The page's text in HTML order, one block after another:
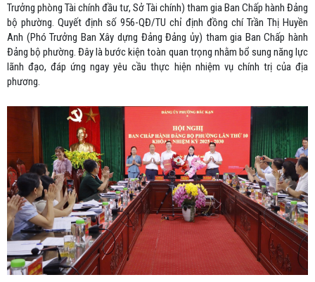
Trưởng phòng Tài chính đầu tư, Sở Tài chính) tham gia Ban Chấp hành Đảng
bộ phường. Quyết định số 956-QĐ/TU chỉ định đồng chí Trần Thị Huyền
Anh (Phó Trưởng Ban Xây dựng Đảng Đảng ủy) tham gia Ban Chấp hành
Đảng bộ phường. Đây là bước kiện toàn quan trọng nhằm bổ sung năng lực
lãnh đạo, đáp ứng ngay yêu cầu thực hiện nhiệm vụ chính trị của địa
phương.